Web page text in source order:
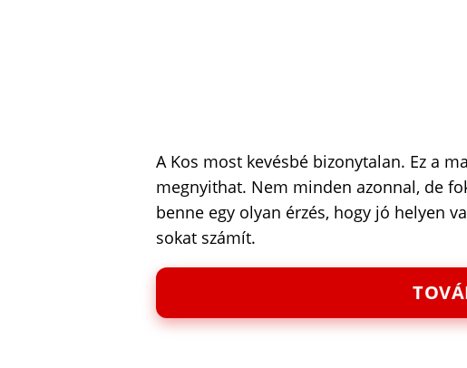
A Kos most kevésbé bizonytalan. Ez a
megnyithat. Nem minden azonnal, de
benne egy olyan érzés, hogy jó helyen
sokat számít.